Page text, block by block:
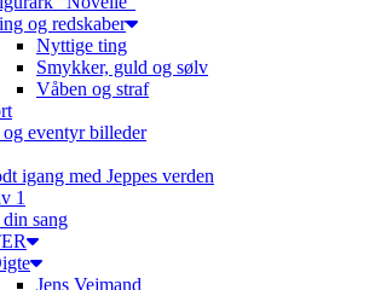
og redskaber
Nyttige ting
Smykker, guld og sølv
Våben og straf
og eventyr billeder
igang med Jeppes verden
1
sang
Jens Vejmand